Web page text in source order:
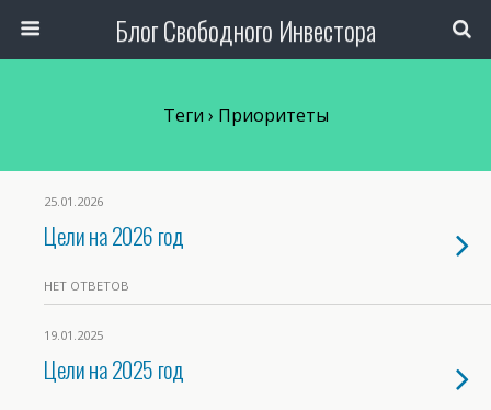
Блог Свободного Инвестора
Теги › Приоритеты
25.01.2026
Цели на 2026 год
НЕТ ОТВЕТОВ
19.01.2025
Цели на 2025 год